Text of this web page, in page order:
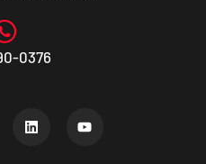
0376